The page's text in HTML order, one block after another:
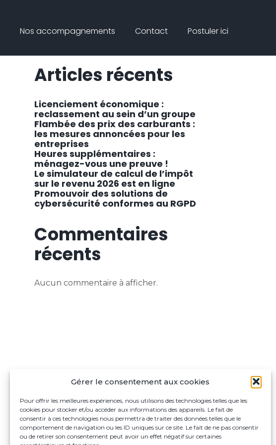
Gérer le consentement aux cookies
Pour offrir les meilleures expériences, nous utilisons des technologies telles que les
cookies pour stocker et/ou accéder aux informations des appareils. Le fait de
consentir à ces technologies nous permettra de traiter des données telles que le
comportement de navigation ou les ID uniques sur ce site. Le fait de ne pas consentir
ou de retirer son consentement peut avoir un effet négatif sur certaines
Nos accompagnements Contact Postuler ici
Blog
sidebar
Articles récents
Licenciement économique :
reclassement au sein d’un groupe
Flambée des prix des carburants :
les mesures annoncées pour les
entreprises
Heures supplémentaires :
ménagez-vous une preuve !
Le simulateur de calcul de l’impôt
sur le revenu 2026 est en ligne
Promouvoir des solutions de
cybersécurité conformes au RGPD
Commentaires
récents
Aucun commentaire à afficher.